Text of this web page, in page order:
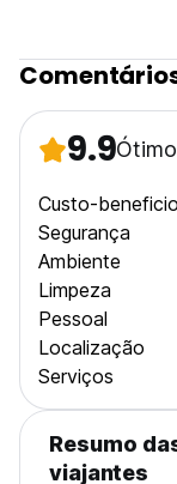
laundry wash 10
gender friendly
Child friendly.
Parking place -
Extra bed - 35.00
9.9Ótimo
Custo-beneficio
Segurança
Ambiente
Limpeza
Pessoal
Localização
Serviços
Resumo
viajantes